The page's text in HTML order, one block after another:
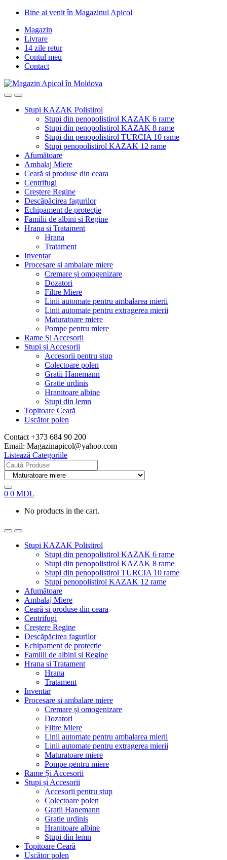
Skip
navigation
Skip
content
Bine ai venit în Magazinul Apicol
Magazin
Livrare
14 zile retur
Contul meu
Contact
Stupi KAZAK Polistirol
Stupi din penopolistirol KAZAK 6 rame
Stupi din penopolistirol KAZAK 8 rame
Stupi din penopolistirol TURCIA 10 rame
Stupi penopolistirol KAZAK 12 rame
Afumătoare
Ambalaj Miere
Ceară si produse din ceara
Centrifugi
Creștere Regine
Descăpăcirea fagurilor
Echipament de protecție
Familii de albini si Regine
Hrana si Tratament
Hrana
Tratament
Inventar
Procesare si ambalare miere
Cremare și omogenizare
Dozatori
Filtre Miere
Linii automate pentru ambalarea mierii
Linii automate pentru extragerea mierii
Maturatoare miere
Pompe pentru miere
Rame Și Accesorii
Stupi și Accesorii
Accesorii pentru stup
Colectoare polen
Gratii Hanemann
Gratie urdinis
Hranitoare albine
Stupi din lemn
Topitoare Ceară
Uscător polen
Contact +373 684 90 200
Email: Magazinapicol@yahoo.com
Listează Categoriile
Search
for:
0 0 MDL
No products in the cart.
Stupi KAZAK Polistirol
Stupi din penopolistirol KAZAK 6 rame
Stupi din penopolistirol KAZAK 8 rame
Stupi din penopolistirol TURCIA 10 rame
Stupi penopolistirol KAZAK 12 rame
Afumătoare
Ambalaj Miere
Ceară si produse din ceara
Centrifugi
Creștere Regine
Descăpăcirea fagurilor
Echipament de protecție
Familii de albini si Regine
Hrana si Tratament
Hrana
Tratament
Inventar
Procesare si ambalare miere
Cremare și omogenizare
Dozatori
Filtre Miere
Linii automate pentru ambalarea mierii
Linii automate pentru extragerea mierii
Maturatoare miere
Pompe pentru miere
Rame Și Accesorii
Stupi și Accesorii
Accesorii pentru stup
Colectoare polen
Gratii Hanemann
Gratie urdinis
Hranitoare albine
Stupi din lemn
Topitoare Ceară
Uscător polen